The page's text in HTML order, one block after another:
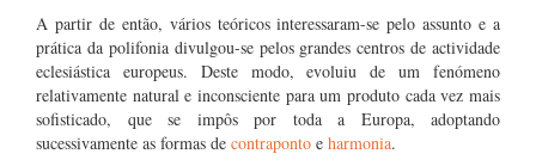
A partir de então, vários teóricos interessaram-se pelo assunto e a
prática da polifonia divulgou-se pelos grandes centros de actividade
eclesiástica europeus. Deste modo, evoluiu de um fenómeno
relativamente natural e inconsciente para um produto cada vez mais
sofisticado, que se impôs por toda a Europa, adoptando
sucessivamente as formas de contraponto e harmonia.